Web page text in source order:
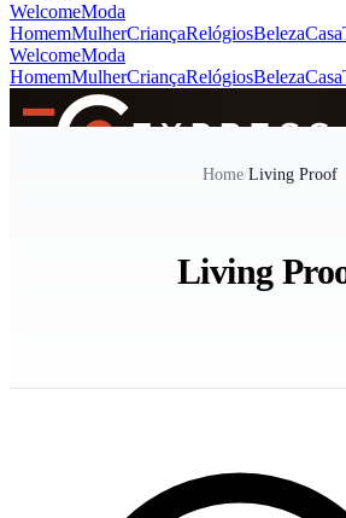
WelcomeModa
HomemMulherCriançaRelógiosBelezaCasa
WelcomeModa
HomemMulherCriançaRelógiosBelezaCasa
Home/Living Proof
Living